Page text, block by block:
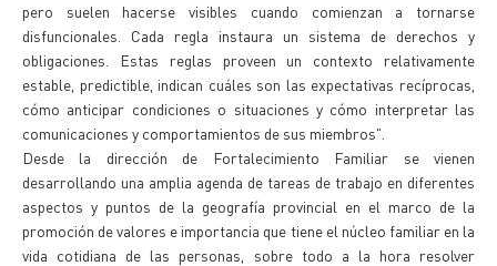
pero suelen hacerse visibles cuando comienzan a tornarse
disfuncionales. Cada regla instaura un sistema de derechos y
obligaciones. Estas reglas proveen un contexto relativamente
estable, predictible, indican cuáles son las expectativas recíprocas,
cómo anticipar condiciones o situaciones y cómo interpretar las
comunicaciones y comportamientos de sus miembros".
Desde la dirección de Fortalecimiento Familiar se vienen
desarrollando una amplia agenda de tareas de trabajo en diferentes
aspectos y puntos de la geografía provincial en el marco de la
promoción de valores e importancia que tiene el núcleo familiar en la
vida cotidiana de las personas, sobre todo a la hora resolver